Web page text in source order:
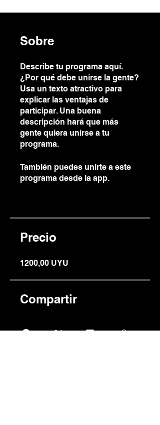
Sobre
Describe tu programa aquí.
¿Por qué debe unirse la gente?
Usa un texto atractivo para
explicar las ventajas de
participar. Una buena
descripción hará que más
gente quiera unirse a tu
programa.
También puedes unirte a este
programa desde la app.
Precio
1200,00 UYU
Compartir